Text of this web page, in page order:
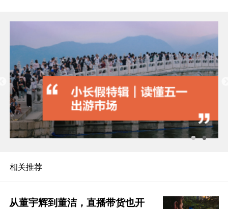
相关推荐
从董宇辉到董洁，直播带货也开